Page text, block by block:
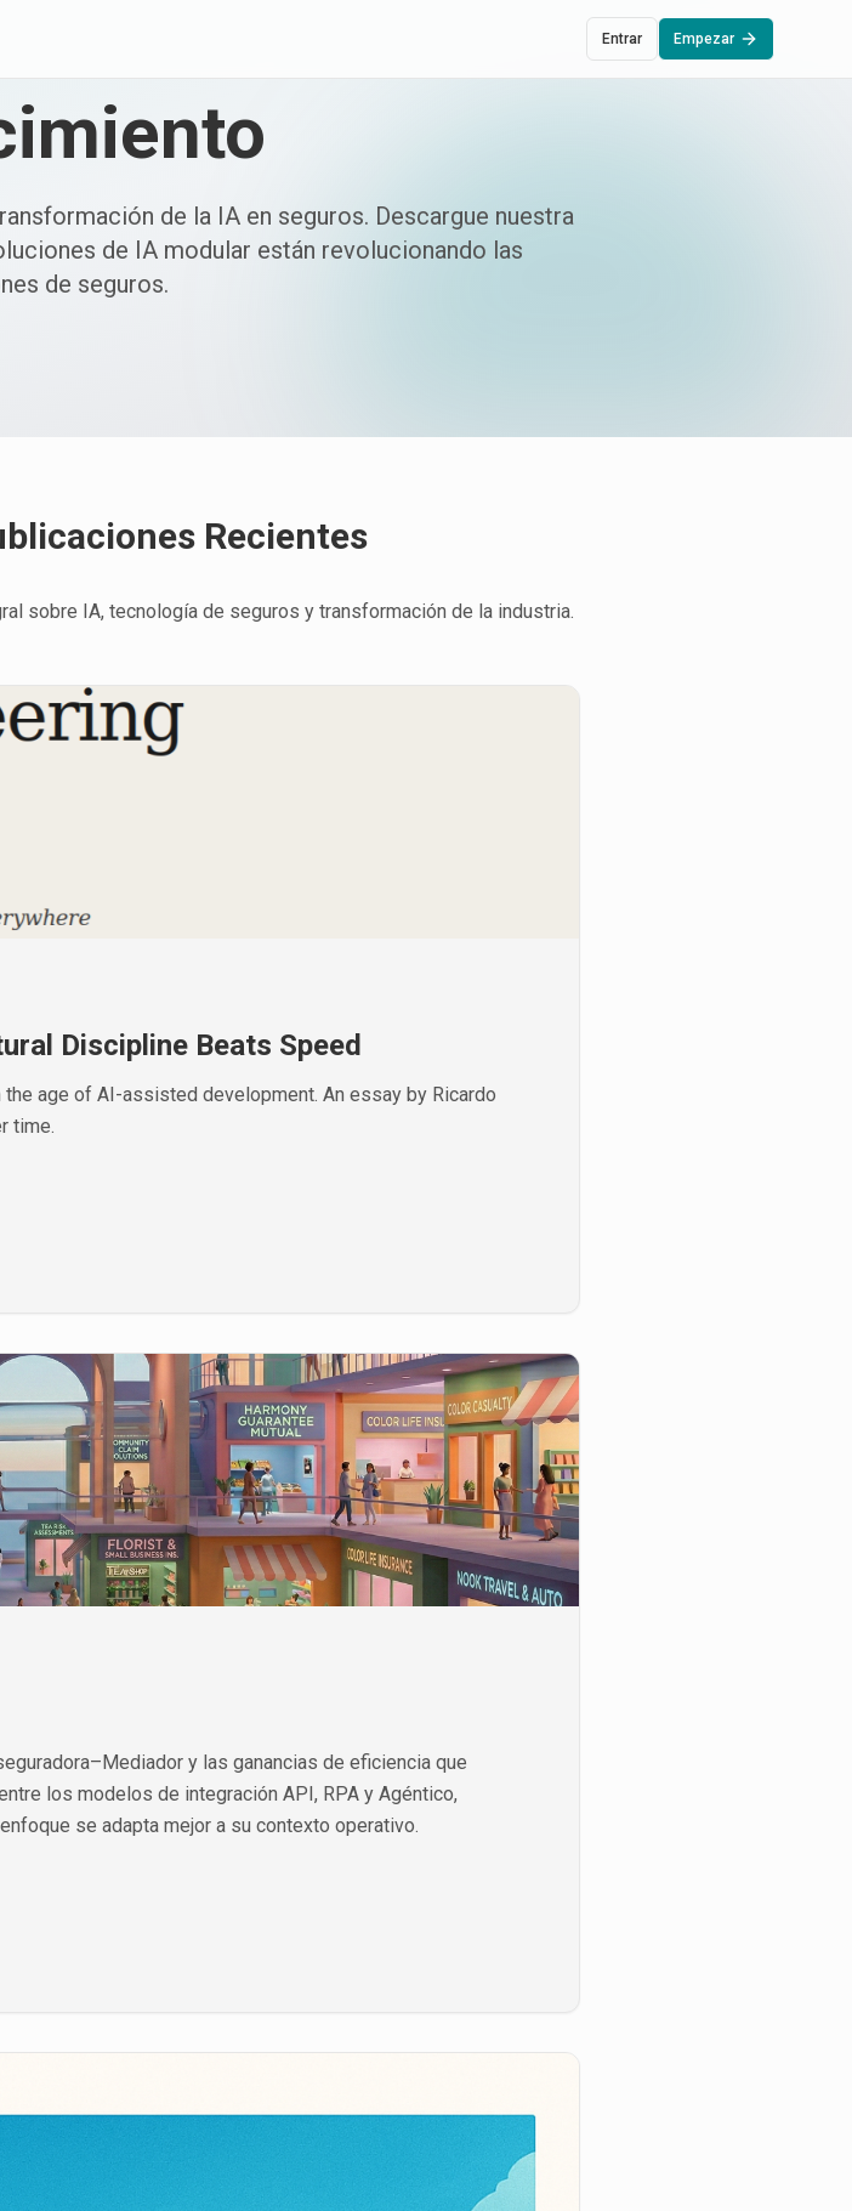
Entrar Empezar
de la IA en seguros. Descargue nuestra
de IA modular están revolucionando las
de seguros.
Recientes
sobre IA, tecnología de seguros y transformación de la industria.
Discipline Beats Speed
age of AI-assisted development. An essay by Ricardo
time.
y las ganancias de eficiencia que
los modelos de integración API, RPA y Agéntico,
se adapta mejor a su contexto operativo.